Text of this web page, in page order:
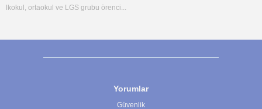
lkokul, ortaokul ve LGS grubu örenci...
Yorumlar
Güvenlik